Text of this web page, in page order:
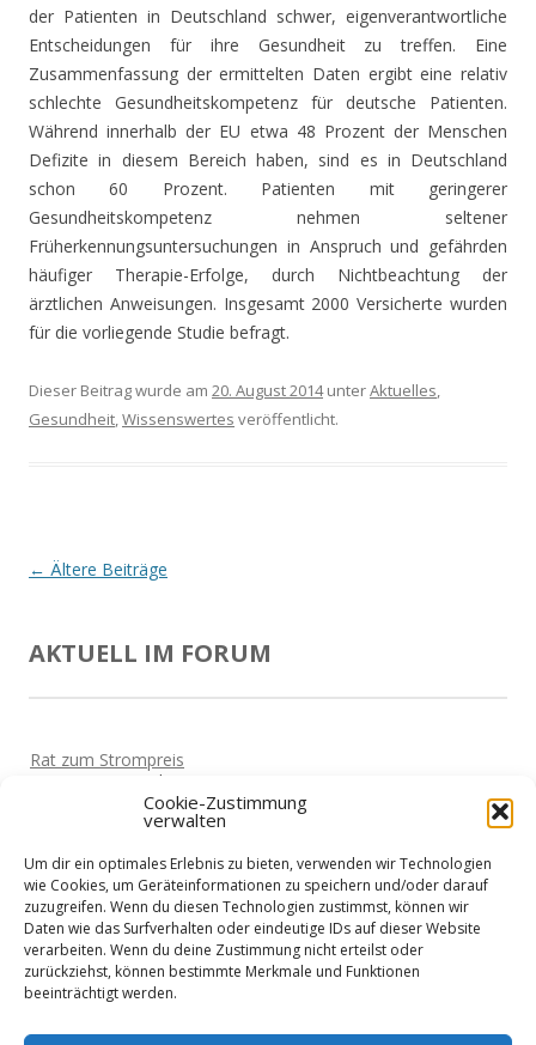
Cookie-Zustimmung
verwalten
Um dir ein optimales Erlebnis zu bieten, verwenden wir Technologien
wie Cookies, um Geräteinformationen zu speichern und/oder darauf
zuzugreifen. Wenn du diesen Technologien zustimmst, können wir
Daten wie das Surfverhalten oder eindeutige IDs auf dieser Website
verarbeiten. Wenn du deine Zustimmung nicht erteilst oder
zurückziehst, können bestimmte Merkmale und Funktionen
beeinträchtigt werden.
der Patienten in Deutschland schwer, eigenverantwortliche
Entscheidungen für ihre Gesundheit zu treffen. Eine
Zusammenfassung der ermittelten Daten ergibt eine relativ
schlechte Gesundheitskompetenz für deutsche Patienten.
Während innerhalb der EU etwa 48 Prozent der Menschen
Defizite in diesem Bereich haben, sind es in Deutschland
schon 60 Prozent. Patienten mit geringerer
Gesundheitskompetenz nehmen seltener
Früherkennungsuntersuchungen in Anspruch und gefährden
häufiger Therapie-Erfolge, durch Nichtbeachtung der
ärztlichen Anweisungen. Insgesamt 2000 Versicherte wurden
für die vorliegende Studie befragt.
Dieser Beitrag wurde am 20. August 2014unterAktuelles,
Gesundheit,Wissenswertes veröffentlicht.
Beitrags-
← Ältere Beiträge
AKTUELL IM FORUM
Rat zum Strompreis
Vor 5 Jahren
Haben die Hotels schon wieder geöffnet?
Corona-Sofortkredite erhalten
VonMartin Vor 5 Jahren
Zeit für Urlaub?
VonSiggi Vor 5 Jahren
Kreditvergleich für Selbstständige?